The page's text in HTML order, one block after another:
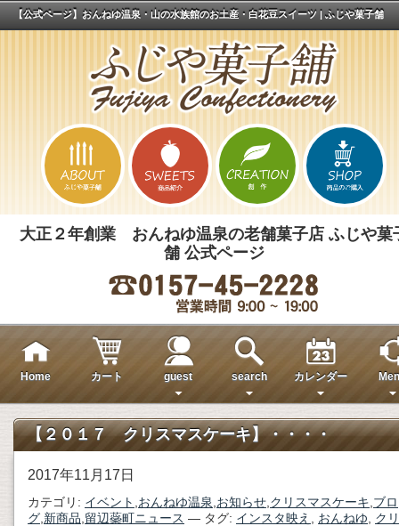
【公式ページ】おんねゆ温泉・山の水族館のお土産・白花豆スイーツ | ふじや菓子舗
大正２年創業 おんねゆ温泉の老舗菓子店 ふじや菓
舗 公式ページ
Home カート guest search カレンダー
【２０１７ クリスマスケーキ】・・・・
2017年11月17日
カテゴリ: イベント おんねゆ温泉 お知らせ クリスマスケーキ ブロ
グ 新商品 留辺蘂町ニュース — タグ: インスタ映え おんねゆ
クリ